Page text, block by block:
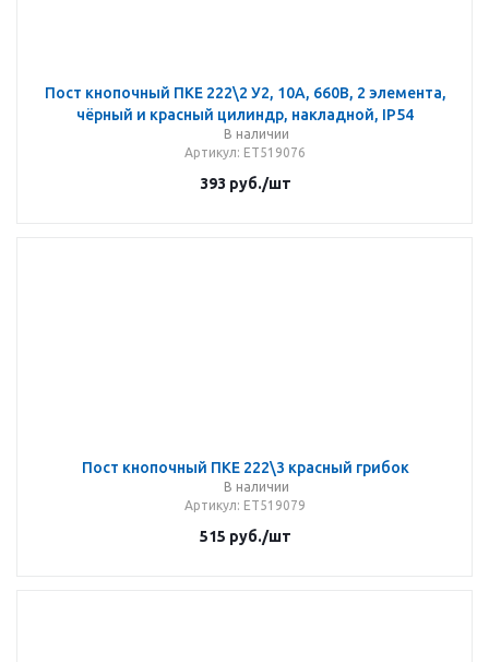
Пост кнопочный ПКЕ 222\2 У2, 10А, 660В, 2 элемента,
чёрный и красный цилиндр, накладной, IP54
В наличии
Артикул: ET519076
393 руб./шт
Пост кнопочный ПКЕ 222\3 красный грибок
В наличии
Артикул: ET519079
515 руб./шт